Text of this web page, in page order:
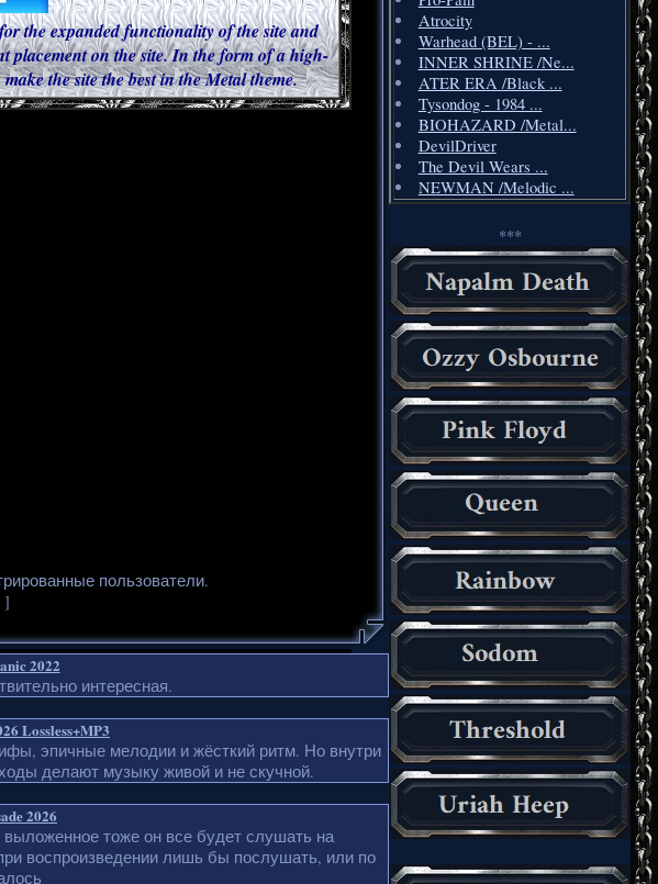
the expanded functionality of the site and
placement on the site. In the form of a high-
the site the best in the Metal theme.
пользователи.
]
2022
интересная.
Lossless+MP3
эпичные мелодии и жёсткий ритм. Но внутри
делают музыку живой и не скучной.
2026
выложенное тоже он все будет слушать на
воспроизведении лишь бы послушать, или по
Atrocity
Warhead (BEL) - ...
INNER SHRINE /Ne...
ATER ERA /Black ...
Tysondog - 1984 ...
BIOHAZARD /Metal...
DevilDriver
The Devil Wears ...
NEWMAN /Melodic ...
***